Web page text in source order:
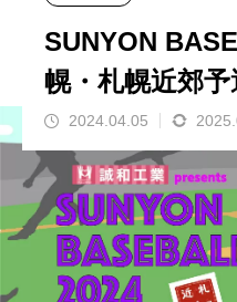
SUNYON
幌・札幌近郊
2024.04.05